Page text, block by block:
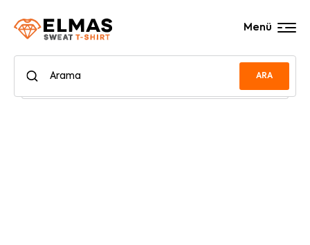
ARA
Menü